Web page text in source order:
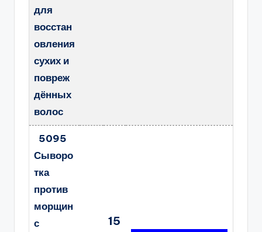
для
восстан
овления
сухих и
повреж
дённых
волос
5095
Сыворо
тка
против
морщин
с
15